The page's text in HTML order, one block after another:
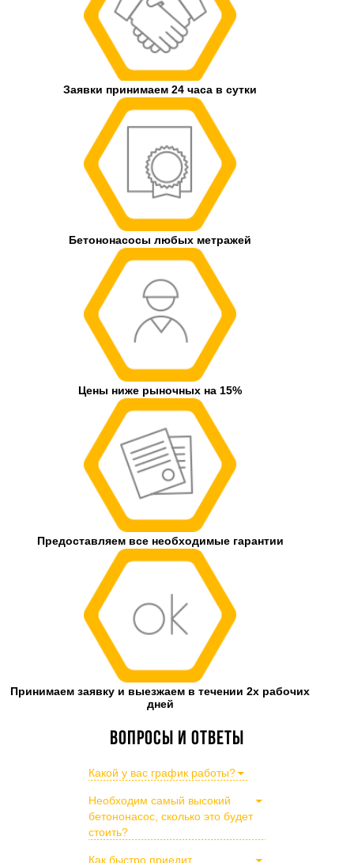
Заявки принимаем 24 часа в сутки
Бетононасосы любых метражей
Цены ниже рыночных на 15%
Предоставляем все необходимые гарантии
Принимаем заявку и выезжаем в течении 2х рабочих
дней
Вопросы и ответы
Какой у вас график работы?
Необходим самый высокий
бетононасос, сколько это будет
стоить?
Как быстро приедит